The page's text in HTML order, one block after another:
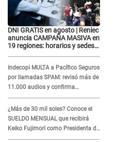
DNI GRATIS en agosto | Reniec
anuncia CAMPAÑA MASIVA en
19 regiones: horarios y sedes
Indecopi MULTA a Pacífico Seguros
por llamadas SPAM: revisó más de
11.000 audios y confirma
SANCIÓN
¿Más de 30 mil soles? Conoce el
SUELDO MENSUAL que recibirá
Keiko Fujimori como Presidenta de
la República